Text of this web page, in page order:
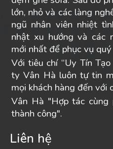
lớn, nhỏ và các làng
ngũ nhân viên nhiệt
nhật xu hướng và các
mới nhất để phục vụ
Với tiêu chí “Uy Tín
ty Vân Hà luôn tự tin
mọi khách hàng đến với
Vân Hà "Hợp tác cùng
thành công".
Liên hệ